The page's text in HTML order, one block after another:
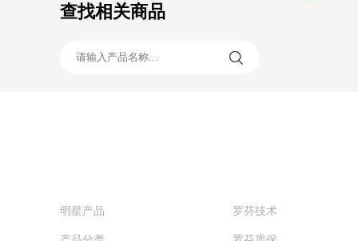
查找相关商品
明星产品 罗芬技术